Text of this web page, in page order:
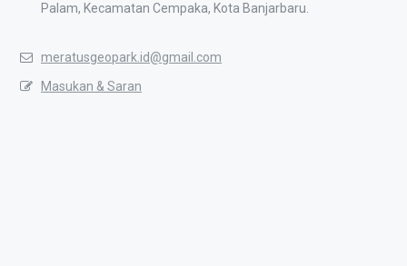
Palam, Kecamatan Cempaka, Kota Banjarbaru.
meratusgeopark.id@gmail.com
Masukan & Saran